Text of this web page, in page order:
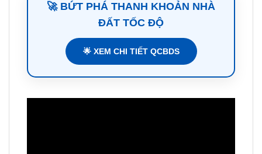
🚀 BỨT PHÁ THANH KHOẢN NHÀ
ĐẤT TỐC ĐỘ
🌟 XEM CHI TIẾT QCBDS